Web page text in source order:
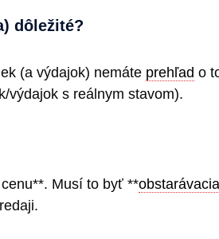
dôležité?
(a výdajok) nemáte prehľad o
výdajok s reálnym stavom).
Musí to byť **